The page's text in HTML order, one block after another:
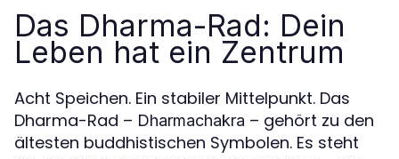
Das Dharma-Rad: Dein
Leben hat ein Zentrum
Acht Speichen. Ein stabiler Mittelpunkt. Das
Dharma-Rad – Dharmachakra – gehört zu den
ältesten buddhistischen Symbolen. Es steht